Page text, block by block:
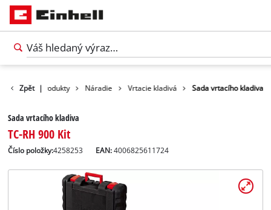
Zpět |Produkty Náradie Vrtacie kladivá Sada vrtacího kladiva
Sada vrtacího kladiva
TC-RH 900 Kit
Číslo položky:4258253 EAN:4006825611724